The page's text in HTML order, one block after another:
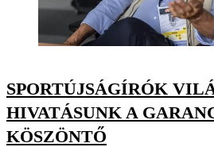
SPORTÚJSÁGÍRÓK
HIVATÁSUNK A
KÖSZÖNTŐ